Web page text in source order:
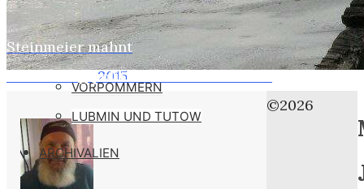
RHINESIDE-GALERIE
KREFELD-BILDER
VORPOMMERN
LUBMIN UND TUTOW
ARCHIVALIEN
Home
2015
Steinmeier mahnt
Einstellung politischer Nachforschung
©2026